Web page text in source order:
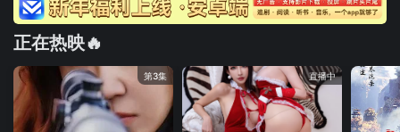
正在热映🔥
第3集 直播中